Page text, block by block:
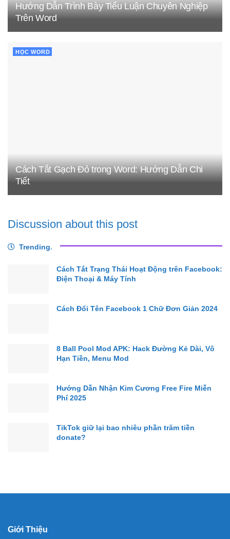
Hướng Dẫn Trình Bày Tiểu Luận Chuyên Nghiệp
Trên Word
HỌC WORD
Cách Tắt Gạch Đỏ trong Word: Hướng Dẫn Chi
Tiết
Discussion about this post
Trending.
Cách Tắt Trạng Thái Hoạt Động trên Facebook:
Điện Thoại & Máy Tính
Cách Đổi Tên Facebook 1 Chữ Đơn Giản 2024
8 Ball Pool Mod APK: Hack Đường Kẻ Dài, Vô
Hạn Tiền, Menu Mod
Hướng Dẫn Nhận Kim Cương Free Fire Miễn
Phí 2025
TikTok giữ lại bao nhiêu phần trăm tiền
donate?
Giới Thiệu